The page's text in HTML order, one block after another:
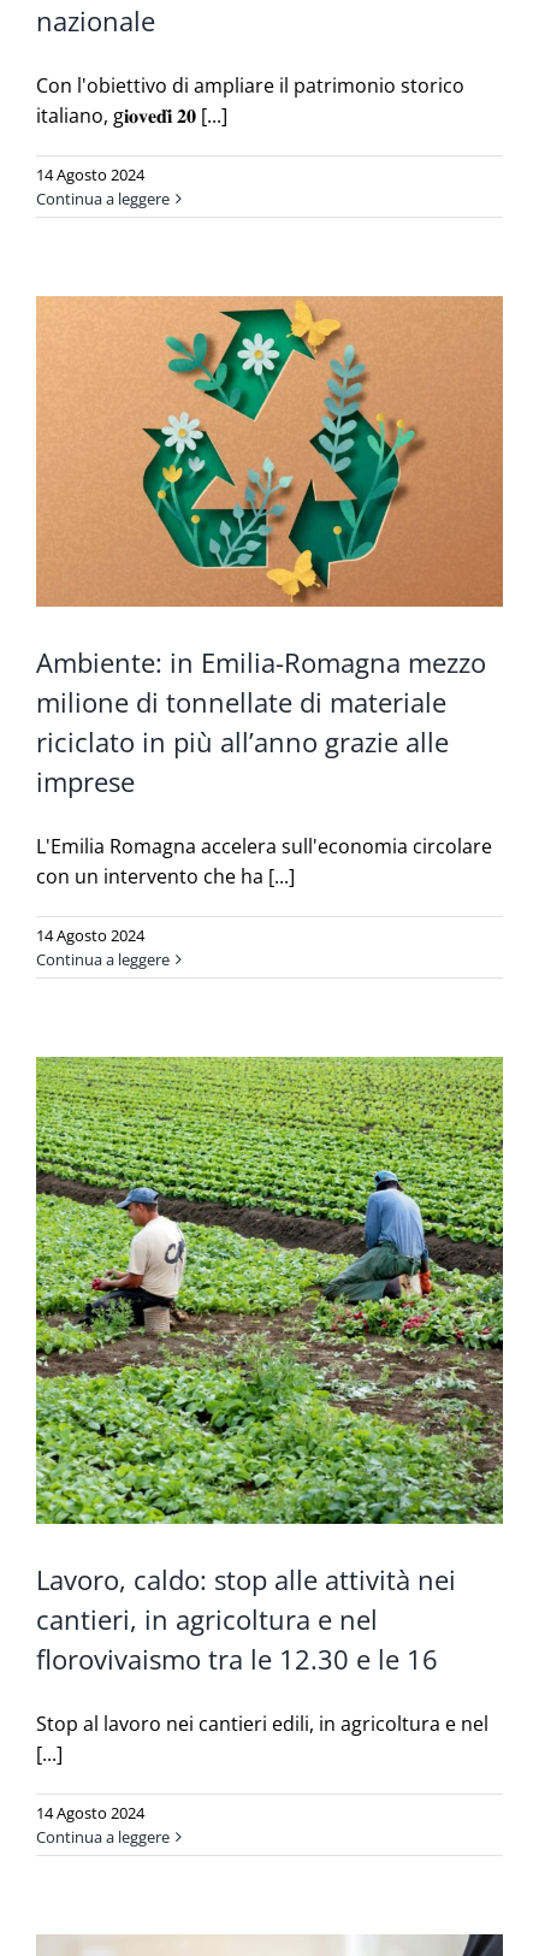
nazionale
Con l'obiettivo di ampliare il patrimonio storico
italiano, g𝐢𝐨𝐯𝐞𝐝𝐢̀ 𝟐𝟎 [...]
14 Agosto 2024
Continua a leggere
Ambiente: in Emilia-Romagna mezzo
milione di tonnellate di materiale
riciclato in più all’anno grazie alle
imprese
L'Emilia Romagna accelera sull'economia circolare
con un intervento che ha [...]
14 Agosto 2024
Continua a leggere
Lavoro, caldo: stop alle attività nei
cantieri, in agricoltura e nel
florovivaismo tra le 12.30 e le 16
Stop al lavoro nei cantieri edili, in agricoltura e nel
[...]
14 Agosto 2024
Continua a leggere